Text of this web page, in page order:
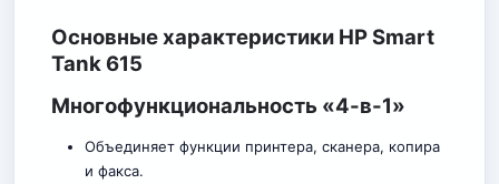
Основные характеристики HP Smart
Tank 615
Многофункциональность «4-в-1»
Объединяет функции принтера, сканера, копира
и факса.